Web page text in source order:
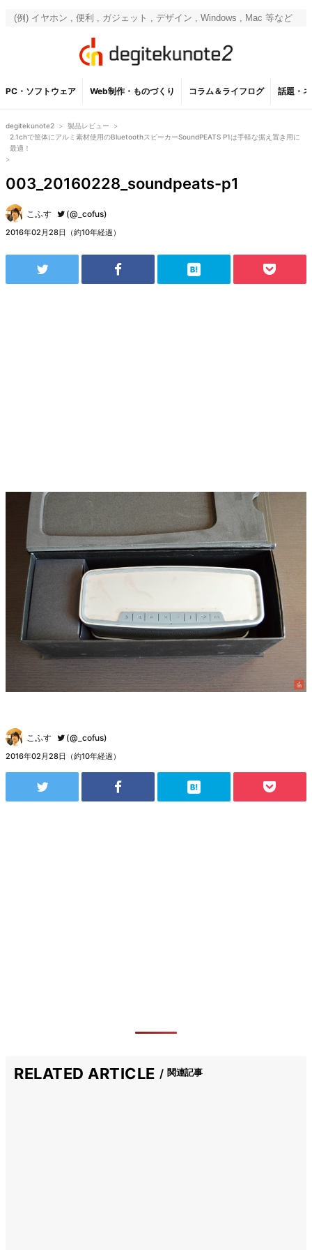
PC・ソフトウェア Web制作・ものづくり コラム＆ライフログ 話題・
degitekunote2 > 製品レビュー
>
2.1chで筐体にアルミ素材使用のBluetoothスピーカーSoundPEATS P1は手軽な据え置き用に
最適！
>
003_20160228_soundpeats-p1
こふす (@_cofus)
2016年02月28日（約10年経過）
こふす (@_cofus)
2016年02月28日（約10年経過）
RELATED ARTICLE 関連記事